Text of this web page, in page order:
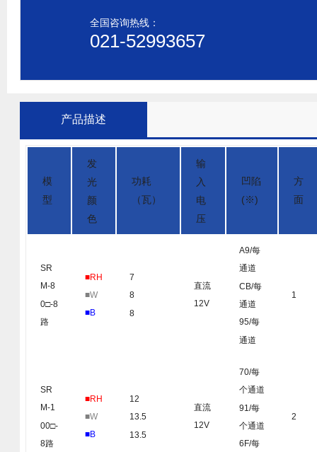
全国咨询热线：
021-52993657
产品描述
模
型
发
光
颜
色
功耗
（瓦）
输
入
电
压
凹陷
(※)
方
面
SR
M-8
0□-8
路
■RH
■W
■B
7
8
8
直流
12V
A9/每
通道
CB/每
通道
95/每
通道
1
SR
M-1
00□-
8路
■RH
■W
■B
12
13.5
13.5
直流
12V
70/每
个通道
91/每
个通道
6F/每
2